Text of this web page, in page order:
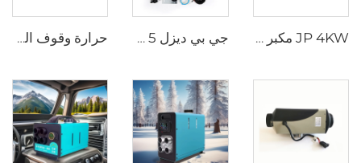
JP 4KW مكبر هوائي لجميع المركبات محرك الديزل محرك الوقوف 12V 24V محرك هوائي جي بي ديزل 5 كيلوواط 12 فولت 24 فولت محرك سيارات محرك سيارات هوائي مشابه لويباستو للمتجولات حرارة وقوف السيارات 9 كيلوواط 12 فولت ديزل البنزين حرارة للشاحنات الحفارة الحافلة خارج الطريق